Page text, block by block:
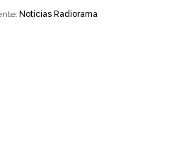
Noticias Radiorama